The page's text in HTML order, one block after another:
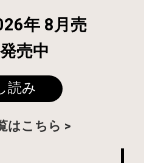
年 8月売
売中
読み
はこちら